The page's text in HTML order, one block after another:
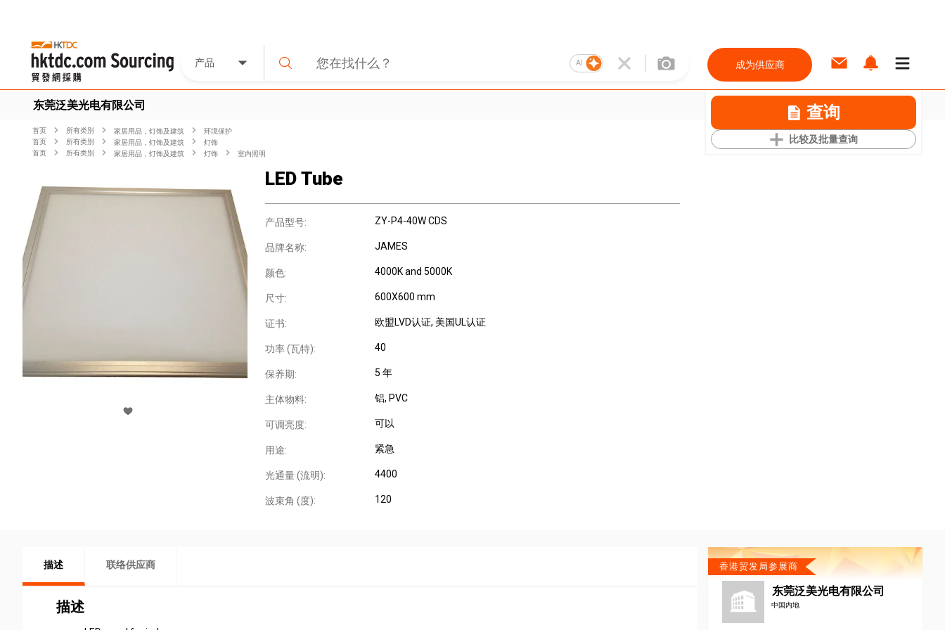
产品 AI 成为供应商
东莞泛美光电有限公司 查询
比较及批量查询
首页 所有类別 家居用品，灯饰及建筑
环境保护
首页
所有类別 家居用品，灯饰及建筑
灯饰
首页
所有类別 家居用品，灯饰及建筑 灯饰 室内照明
LED Tube
产品型号: ZY-P4-40W CDS
品牌名称: JAMES
颜色: 4000K and 5000K
尺寸: 600X600 mm
证书: 欧盟LVD认证, 美国UL认证
功率 (瓦特): 40
保养期: 5 年
主体物料: 铝, PVC
可调亮度: 可以
用途: 紧急
光通量 (流明): 4400
波束角 (度): 120
描述 联络供应商
描述
香港贸发局参展商
东莞泛美光电有限公司
中国内地